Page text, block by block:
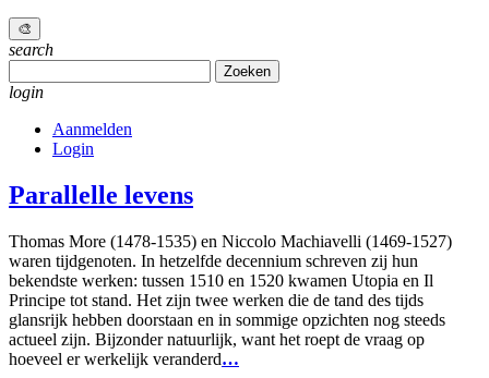
🎨
search
naar:
login
Aanmelden
Login
Parallelle levens
Thomas More (1478-1535) en Niccolo Machiavelli (1469-1527)
waren tijdgenoten. In hetzelfde decennium schreven zij hun
bekendste werken: tussen 1510 en 1520 kwamen Utopia en Il
Principe tot stand. Het zijn twee werken die de tand des tijds
glansrijk hebben doorstaan en in sommige opzichten nog steeds
actueel zijn. Bijzonder natuurlijk, want het roept de vraag op
hoeveel er werkelijk veranderd…